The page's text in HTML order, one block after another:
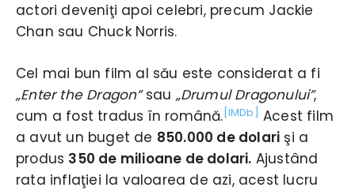
actori deveniţi apoi celebri, precum Jackie
Chan sau Chuck Norris.
Cel mai bun film al său este considerat a fi
„Enter the Dragon”sau „Drumul Dragonului”,
cum a fost tradus în română. [IMDb]
Acest film
a avut un buget de 850.000 de dolari şi a
produs 350 de milioane de dolari. Ajustând
rata inflaţiei la valoarea de azi, acest lucru